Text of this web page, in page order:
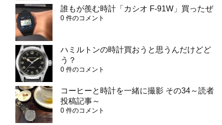
誰もが羨む時計「カシオ F-91W」買ったぜ
0 件のコメント
ハミルトンの時計買おうと思うんだけどど
う？
0 件のコメント
コーヒーと時計を一緒に撮影 その34～読者
投稿記事～
0 件のコメント